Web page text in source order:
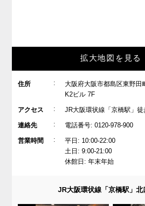
拡大地図を見る
住所 :
大阪府大阪市都島区東野田
K2ビル 7F
アクセス : JR大阪環状線「京橋駅」徒
連絡先 : 電話番号: 0120-978-900
営業時間 :
平日: 10:00-22:00
土日: 9:00-21:00
休館日: 年末年始
JR大阪環状線「京橋駅」北